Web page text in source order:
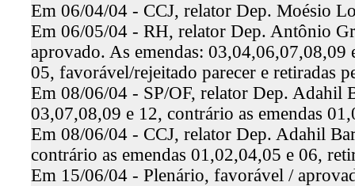
Em 06/04/04 - CCJ, relator Dep. Moésio
Em 06/05/04 - RH, relator Dep. Antônio
aprovado. As emendas:
05, favorável/rejeitado parecer e retiradas
Em 08/06/04 - SP/OF, relator Dep. Adahil
03,07,08,09 e 12, contrário as emendas
Em 08/06/04 - CCJ, relator Dep. Adahil
contrário as emendas 01,02,04,05 e 06,
Em 15/06/04 - Plenário, favorável /